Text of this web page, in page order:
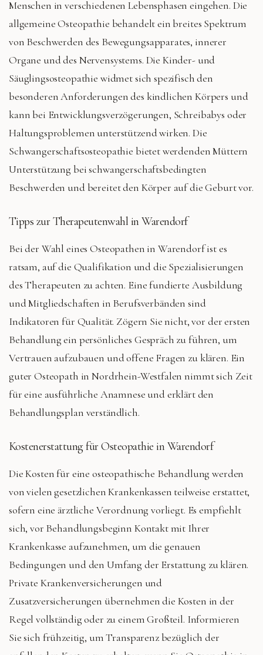
Menschen in verschiedenen Lebensphasen eingehen. Die
allgemeine Osteopathie behandelt ein breites Spektrum
von Beschwerden des Bewegungsapparates, innerer
Organe und des Nervensystems. Die Kinder- und
Säuglingsosteopathie widmet sich spezifisch den
besonderen Anforderungen des kindlichen Körpers und
kann bei Entwicklungsverzögerungen, Schreibabys oder
Haltungsproblemen unterstützend wirken. Die
Schwangerschaftsosteopathie bietet werdenden Müttern
Unterstützung bei schwangerschaftsbedingten
Beschwerden und bereitet den Körper auf die Geburt vor.
Tipps zur Therapeutenwahl in Warendorf
Bei der Wahl eines Osteopathen in Warendorf ist es
ratsam, auf die Qualifikation und die Spezialisierungen
des Therapeuten zu achten. Eine fundierte Ausbildung
und Mitgliedschaften in Berufsverbänden sind
Indikatoren für Qualität. Zögern Sie nicht, vor der ersten
Behandlung ein persönliches Gespräch zu führen, um
Vertrauen aufzubauen und offene Fragen zu klären. Ein
guter Osteopath in Nordrhein-Westfalen nimmt sich Zeit
für eine ausführliche Anamnese und erklärt den
Behandlungsplan verständlich.
Kostenerstattung für Osteopathie in Warendorf
Die Kosten für eine osteopathische Behandlung werden
von vielen gesetzlichen Krankenkassen teilweise erstattet,
sofern eine ärztliche Verordnung vorliegt. Es empfiehlt
sich, vor Behandlungsbeginn Kontakt mit Ihrer
Krankenkasse aufzunehmen, um die genauen
Bedingungen und den Umfang der Erstattung zu klären.
Private Krankenversicherungen und
Zusatzversicherungen übernehmen die Kosten in der
Regel vollständig oder zu einem Großteil. Informieren
Sie sich frühzeitig, um Transparenz bezüglich der